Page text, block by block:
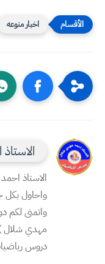
اخبار منوعه
الاستاذ
واحاول بكل
واتمنى لكم
مهدي شلال )
دروس